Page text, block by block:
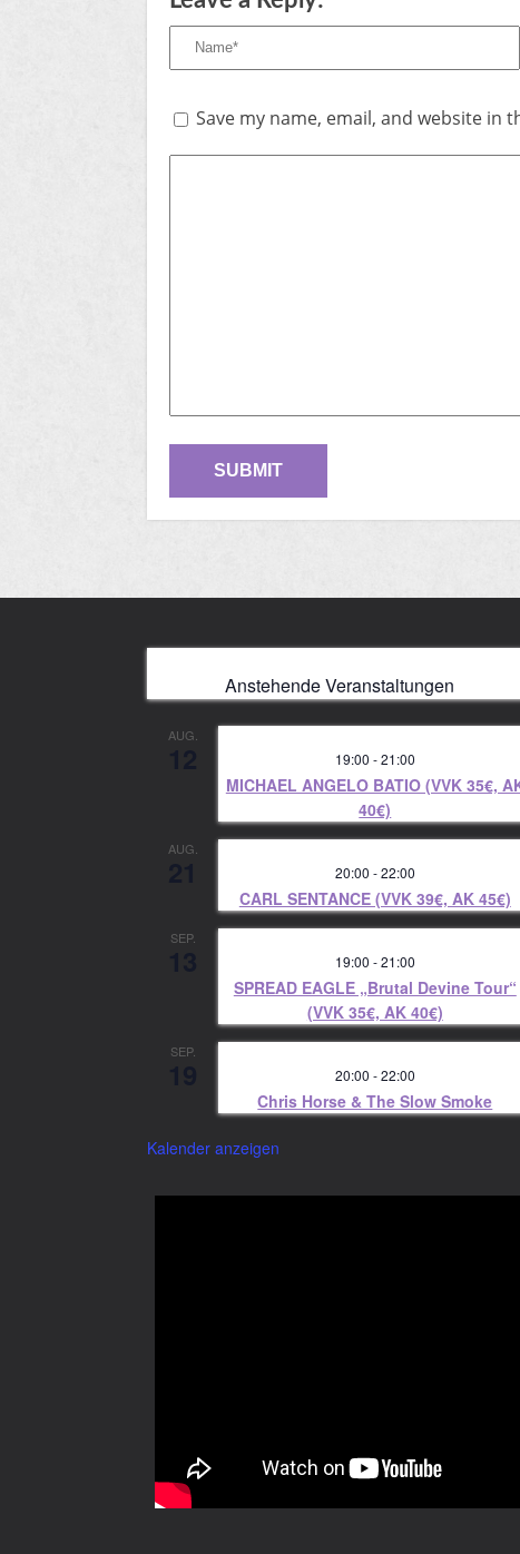
Save my name, email, and website
Anstehende Veranstaltungen
AUG.
19:00 -21:00
MICHAEL ANGELO BATIO (VVK 35€,
40€)
AUG.
20:00 -22:00
CARL SENTANCE (VVK 39€, AK 45€)
SEP.
19:00 -21:00
SPREAD EAGLE „Brutal Devine Tour“
(VVK 35€, AK 40€)
SEP.
20:00 -22:00
Chris Horse & The Slow Smoke
Kalender anzeigen